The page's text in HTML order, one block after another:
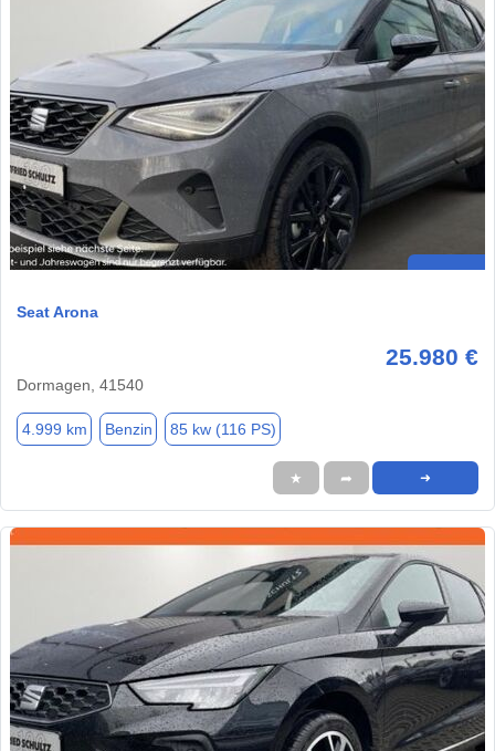
Seat Arona
25.980 €
Dormagen, 41540
4.999 km Benzin 85 kw (116 PS)
★ ➦ ➜